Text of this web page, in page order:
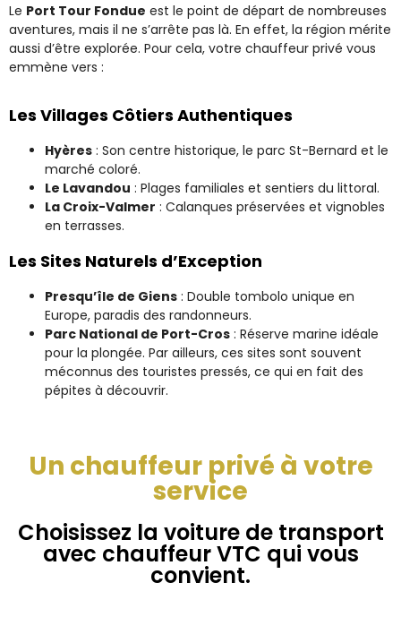
Le Port Tour Fondue est le point de départ de nombreuses
aventures, mais il ne s’arrête pas là. En effet, la région mérite
aussi d’être explorée. Pour cela, votre chauffeur privé vous
emmène vers :
Les Villages Côtiers Authentiques
Hyères : Son centre historique, le parc St-Bernard et le
marché coloré.
Le Lavandou : Plages familiales et sentiers du littoral.
La Croix-Valmer : Calanques préservées et vignobles
en terrasses.
Les Sites Naturels d’Exception
Presqu’île de Giens : Double tombolo unique en
Europe, paradis des randonneurs.
Parc National de Port-Cros : Réserve marine idéale
pour la plongée. Par ailleurs, ces sites sont souvent
méconnus des touristes pressés, ce qui en fait des
pépites à découvrir.
Un chauffeur privé à votre
service
Choisissez la voiture de transport
avec chauffeur VTC qui vous
convient.